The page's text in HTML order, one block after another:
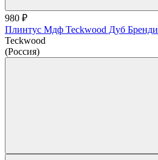
980 ₽
Плинтус Мдф Teckwood Дуб Бренди
Teckwood
(Россия)